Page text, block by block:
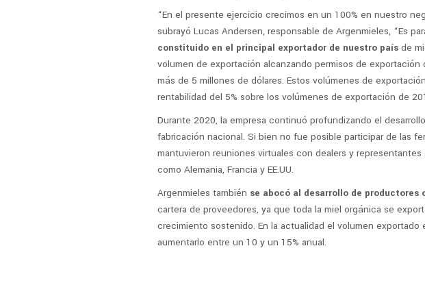
“En el presente ejercicio crecimos en un 100% en nuestro
subrayó Lucas Andersen, responsable de Argenmieles, “Es
constituido en el principal exportador de nuestro paísde
volumen de exportación alcanzando permisos de
más de 5 millones de dólares. Estos volúmenes de
rentabilidad del 5% sobre los volúmenes de exportación de
Durante 2020, la empresa continuó profundizando el
fabricación nacional. Si bien no fue posible participar de las
mantuvieron reuniones virtuales con dealers y
como Alemania, Francia y EE.UU.
Argenmieles también se abocó al desarrollo de productores
cartera de proveedores, ya que toda la miel orgánica se
crecimiento sostenido. En la actualidad el volumen
aumentarlo entre un 10 y un 15% anual.